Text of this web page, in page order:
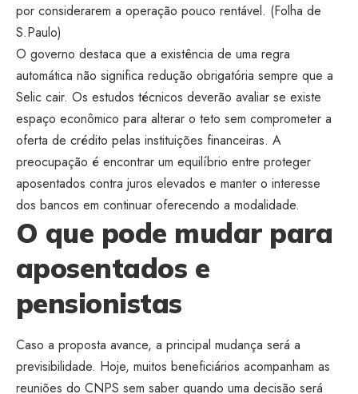
por considerarem a operação pouco rentável. (Folha de
S.Paulo)
O governo destaca que a existência de uma regra
automática não significa redução obrigatória sempre que a
Selic cair. Os estudos técnicos deverão avaliar se existe
espaço econômico para alterar o teto sem comprometer a
oferta de crédito pelas instituições financeiras. A
preocupação é encontrar um equilíbrio entre proteger
aposentados contra juros elevados e manter o interesse
dos bancos em continuar oferecendo a modalidade.
O que pode mudar para
aposentados e
pensionistas
Caso a proposta avance, a principal mudança será a
previsibilidade. Hoje, muitos beneficiários acompanham as
reuniões do CNPS sem saber quando uma decisão será